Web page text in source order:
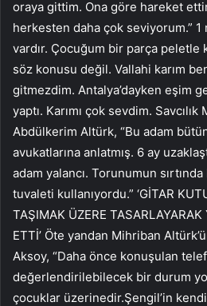
oraya gittim. Ona göre hareket
herkesten daha çok seviyorum.”
vardır. Çocuğum bir parça peletle
söz konusu değil. Vallahi karım
gitmezdim. Antalya’dayken eşim
yaptı. Karımı çok sevdim.
Abdülkerim Altürk, “Bu adam bütün
avukatlarına anlatmış. 6 ay
adam yalancı. Torunumun
tuvaleti kullanıyordu.” ‘GİTAR
TAŞIMAK ÜZERE
ETTİ’ Öte yandan Mihriban
Aksoy, “Daha önce konuşulan
değerlendirilebilecek bir durum
çocuklar üzerinedir.Şengil’in